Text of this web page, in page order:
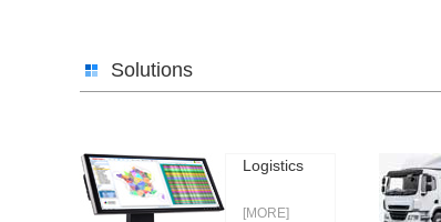
Solutions
Logistics
[MORE]